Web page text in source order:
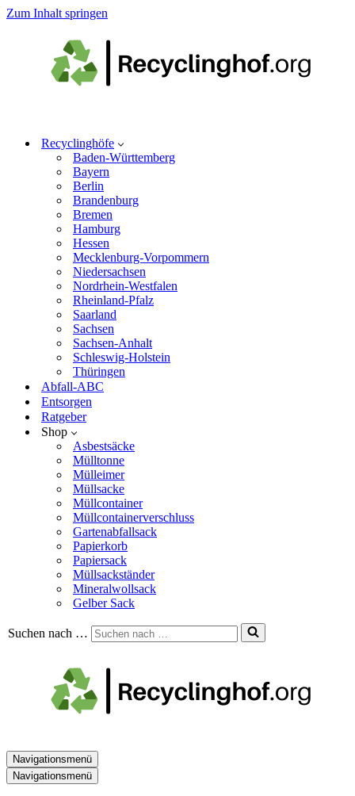
Zum Inhalt springen
Recyclinghöfe
Baden-Württemberg
Bayern
Berlin
Brandenburg
Bremen
Hamburg
Hessen
Mecklenburg-Vorpommern
Niedersachsen
Nordrhein-Westfalen
Rheinland-Pfalz
Saarland
Sachsen
Sachsen-Anhalt
Schleswig-Holstein
Thüringen
Abfall-ABC
Entsorgen
Ratgeber
Shop
Asbestsäcke
Mülltonne
Mülleimer
Müllsacke
Müllcontainer
Müllcontainerverschluss
Gartenabfallsack
Papierkorb
Papiersack
Müllsackständer
Mineralwollsack
Gelber Sack
Suchen nach …
Navigationsmenü
Navigationsmenü